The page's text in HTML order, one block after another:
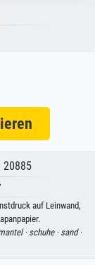
auf Leinwand,
·schuhe · sand ·